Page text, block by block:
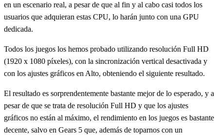
en un escenario real, a pesar de que al fin y al cabo casi todos los
usuarios que adquieran estas CPU, lo harán junto con una GPU
dedicada.
Todos los juegos los hemos probado utilizando resolución Full HD
(1920 x 1080 píxeles), con la sincronización vertical desactivada y
con los ajustes gráficos en Alto, obteniendo el siguiente resultado.
El resultado es sorprendentemente bastante mejor de lo esperado, y a
pesar de que se trata de resolución Full HD y que los ajustes
gráficos no están al máximo, el rendimiento en los juegos es bastante
decente, salvo en Gears 5 que, además de toparnos con un